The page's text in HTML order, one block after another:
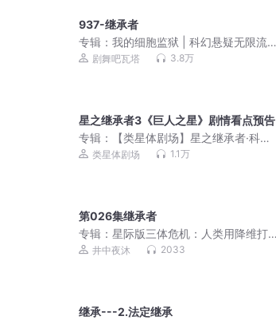
937-继承者
专辑：我的细胞监狱 | 科幻悬疑无限流 |
3D精品多人剧
剧舞吧瓦塔 3.8万
星之继承者3《巨人之星》剧情看点预告
专辑：
【类星体剧场】星之继承者·科幻
有声剧丨人类进化史上的终极谜团
类星体剧场 1.1万
第026集继承者
专辑：星际版三体危机：人类用降维打
击反杀
井中夜沐 2033
继承---2.法定继承